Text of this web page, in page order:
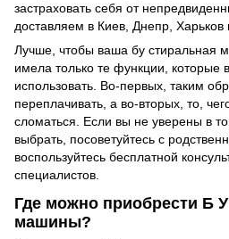
застраховать себя от
доставляем в Киев, Днепр, Харьков
Лучше, чтобы ваша бу стиральная
имела только те функции, которые
использовать. Во-первых, таким
переплачивать, а во-вторых, то,
сломаться. Если вы не уверены в
выбрать, посоветуйтесь с
воспользуйтесь бесплатной
специалистов.
Где можно приобрести Б
машины?